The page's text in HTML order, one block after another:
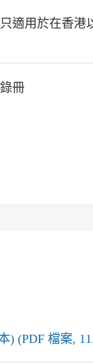
適用於在香港
冊
) (PDF 檔案,